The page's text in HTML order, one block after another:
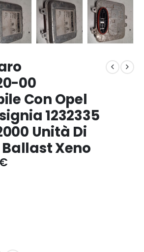
00
Con Opel
1232335
Unità Di
Xeno
Il